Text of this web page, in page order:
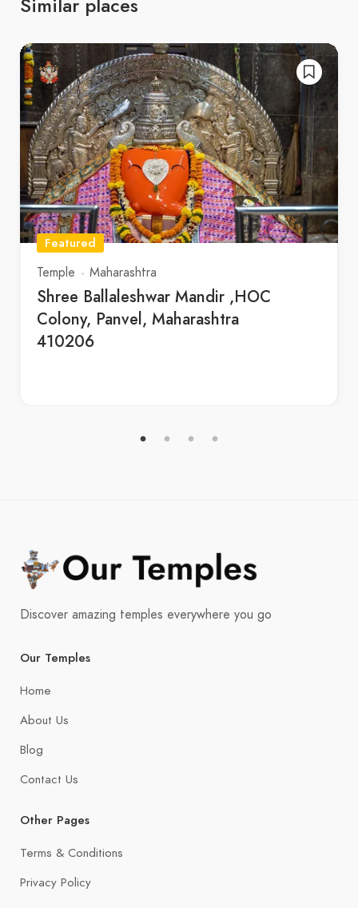
Featured
Temple
Maharashtra
Shree Ballaleshwar Mandir ,HOC
Colony, Panvel, Maharashtra
410206
Discover amazing temples everywhere you go
Our Temples
Home
About Us
Blog
Contact Us
Other Pages
Terms & Conditions
Privacy Policy